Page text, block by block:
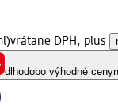
vrátane DPH, plus
dlhodobo výhodné ceny